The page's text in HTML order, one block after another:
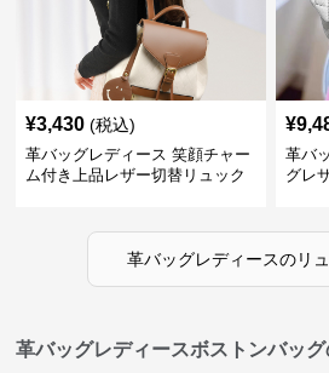
¥3,430 (税込)
革バッグレディース 笑顔チャー
ム付き上品レザー切替リュック
¥
革バ
グレ
革バッグレディースのリ
革バッグレディースボストンバッ